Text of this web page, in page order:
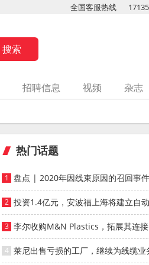
全国客服热线
招聘信息 视频 杂志
热门话题
盘点 | 2020年因线束原因的召回事件
投资1.4亿元，安波福上海将建立自
智能仓库
李尔收购M&N Plastics，拓展其连接
系统业务
莱尼出售亏损的工厂，继续为线缆业
寻找投资者